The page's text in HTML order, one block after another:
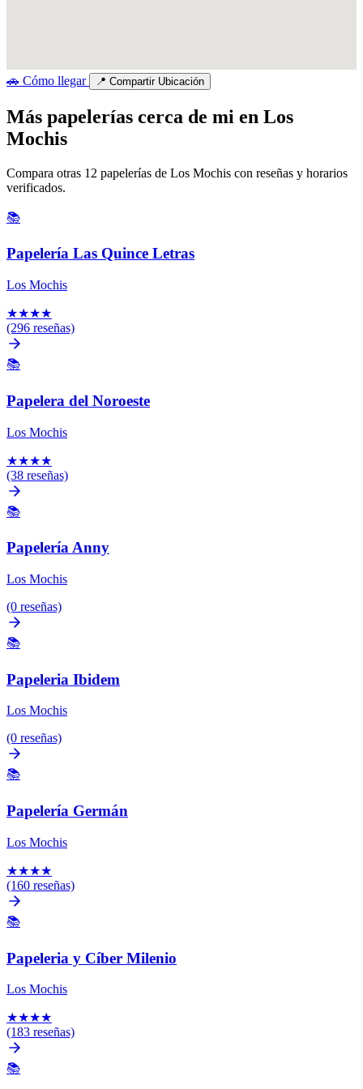
🚗 Cómo llegar 📍 Compartir Ubicación
Más papelerías cerca de mi en Los
Mochis
Compara otras 12 papelerías de Los Mochis con reseñas y horarios
verificados.
📚
Papelería Las Quince Letras
Los Mochis
★★★★
(296 reseñas)
📚
Papelera del Noroeste
Los Mochis
★★★★
(38 reseñas)
📚
Papelería Anny
Los Mochis
(0 reseñas)
📚
Papeleria Ibidem
Los Mochis
(0 reseñas)
📚
Papelería Germán
Los Mochis
★★★★
(160 reseñas)
📚
Papeleria y Cíber Milenio
Los Mochis
★★★★
(183 reseñas)
📚